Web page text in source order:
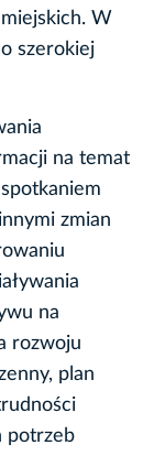
W
szerokiej
na temat
zmian
na
rozwoju
plan
potrzeb